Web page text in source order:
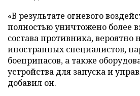
«В результате огневого
полностью уничтожено более
состава противника, вероятно
иностранных специалистов,
боеприпасов, а также
устройства для запуска и
добавил он.